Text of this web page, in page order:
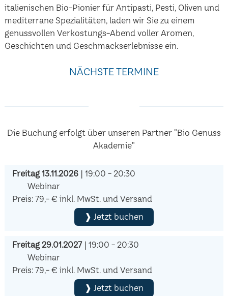
italienischen Bio-Pionier für Antipasti, Pesti, Oliven und
mediterrane Spezialitäten, laden wir Sie zu einem
genussvollen Verkostungs-Abend voller Aromen,
Geschichten und Geschmackserlebnisse ein.
NÄCHSTE TERMINE
Die Buchung erfolgt über unseren Partner "Bio Genuss
Akademie"
Freitag 13.11.2026| 19:00 - 20:30
Webinar
Preis: 79,- € inkl. MwSt. und Versand
❱ Jetzt buchen
Freitag 29.01.2027| 19:00 - 20:30
Webinar
Preis: 79,- € inkl. MwSt. und Versand
❱ Jetzt buchen